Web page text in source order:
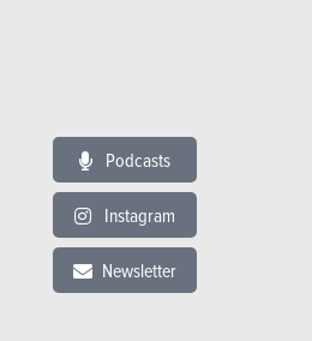
Podcasts
Instagram
Newsletter
/ GARANTIE !!!
08/2014